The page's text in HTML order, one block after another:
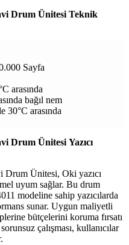
Drum Ünitesi Teknik
Sayfa
arasında
bağıl nem
30°C arasında
Drum Ünitesi Yazıcı
Drum Ünitesi, Oki yazıcı
uyum sağlar. Bu drum
modeline sahip yazıcılarda
sunar. Uygun maliyetli
bütçelerini koruma fırsatı
çalışması, kullanıcılar